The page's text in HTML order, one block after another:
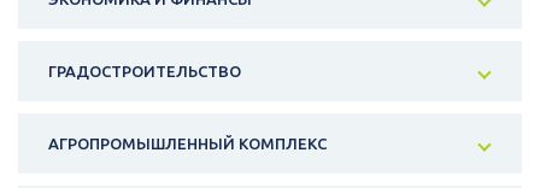
ГРАДОСТРОИТЕЛЬСТВО
АГРОПРОМЫШЛЕННЫЙ КОМПЛЕКС